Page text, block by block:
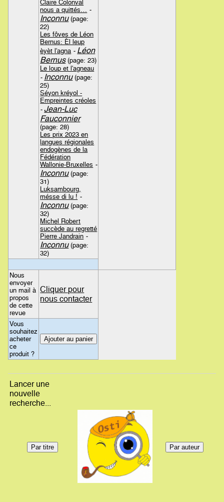
Claire Colonval
nous a quittés…
-
Inconnu(page:
22)
Les fôves de Léon
Bernus: Èl leup
èyèt l'agna - Léon
Bernus(page: 23)
Le loup et l'agneau
- Inconnu(page:
25)
Séyon kréyol -
Empreintes créoles
-Jean-Luc
Fauconnier
(page: 28)
Les prix 2023 en
langues régionales
endogènes de la
Fédération
Wallonie-Bruxelles -
Inconnu(page:
31)
Luksambourg,
mésse di lu ! -
Inconnu(page:
32)
Michel Robert
succède au regretté
Pierre Jandrain -
Inconnu(page:
32)
Nous
envoyer
un mail à
propos
de cette
revue
Cliquer pour
nous contacter
Vous
souhaitez
acheter
ce
produit ?
Lancer une
nouvelle
recherche...